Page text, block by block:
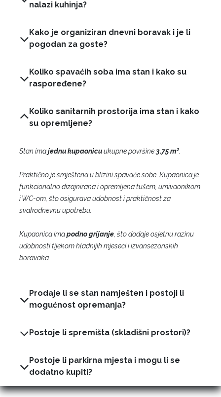
nalazi kuhinja?
Kako je organiziran dnevni boravak i je li
pogodan za goste?
Koliko spavaćih soba ima stan i kako su
raspoređene?
Koliko sanitarnih prostorija ima stan i kako
su opremljene?
Stan imajednu kupaonicuukupne površine 3,75 m².
Praktično je smještena u blizini spavaće sobe. Kupaonica je
funkcionalno dizajnirana i opremljena tušem, umivaonikom
i WC-om, što osigurava udobnost i praktičnost za
svakodnevnu upotrebu.
Kupaonica imapodno grijanje , što dodaje osjetnu razinu
udobnosti tijekom hladnijih mjeseci i izvansezonskih
boravaka.
Prodaje li se stan namješten i postoji li
mogućnost opremanja?
Postoje li spremišta (skladišni prostori)?
Postoje li parkirna mjesta i mogu li se
dodatno kupiti?